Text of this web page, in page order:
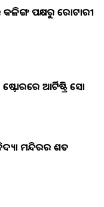
କଳିଙ୍ଗ ପକ୍ଷରୁ ରୋଟାରୀ
ଆର୍ଟିଷ୍ଟ୍ରି ସୋ
ମନ୍ଦିରର ଶତ